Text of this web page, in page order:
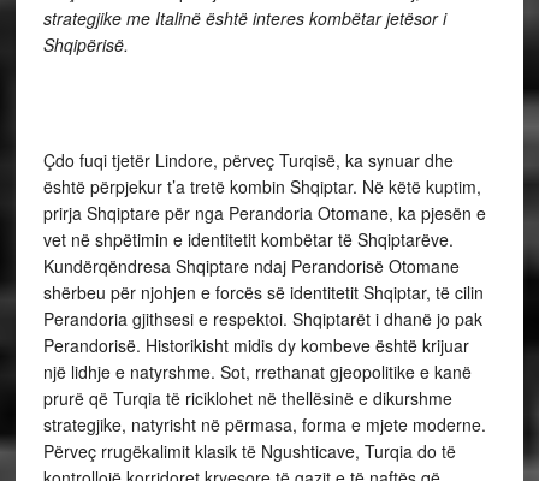
strategjike me Italinë është interes kombëtar jetësor i
Shqipërisë.
Çdo fuqi tjetër Lindore, përveç Turqisë, ka synuar dhe
është përpjekur t’a tretë kombin Shqiptar. Në këtë kuptim,
prirja Shqiptare për nga Perandoria Otomane, ka pjesën e
vet në shpëtimin e identitetit kombëtar të Shqiptarëve.
Kundërqëndresa Shqiptare ndaj Perandorisë Otomane
shërbeu për njohjen e forcës së identitetit Shqiptar, të cilin
Perandoria gjithsesi e respektoi. Shqiptarët i dhanë jo pak
Perandorisë. Historikisht midis dy kombeve është krijuar
një lidhje e natyrshme. Sot, rrethanat gjeopolitike e kanë
prurë që Turqia të riciklohet në thellësinë e dikurshme
strategjike, natyrisht në përmasa, forma e mjete moderne.
Përveç rrugëkalimit klasik të Ngushticave, Turqia do të